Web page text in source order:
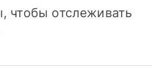
чтобы отслеживать